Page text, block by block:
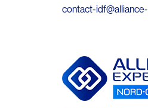
contact-